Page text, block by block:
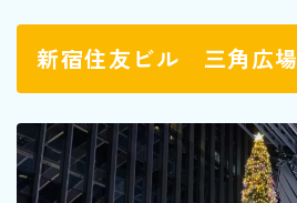
新宿住友ビル 三角広場